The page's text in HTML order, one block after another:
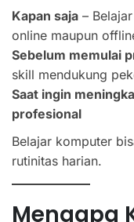
Kapan saja –
online maupun
Sebelum memulai
skill mendukung
Saat ingin
profesional
Belajar komputer
rutinitas harian.
Mengapa